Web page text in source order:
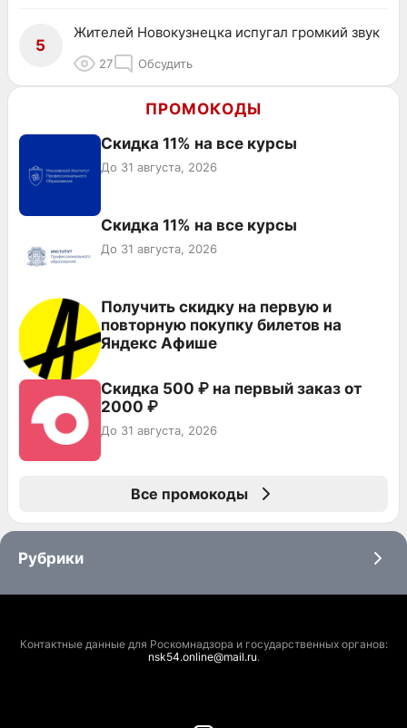
5
Жителей Новокузнецка испугал громкий звук
27 Обсудить
ПРОМОКОДЫ
Скидка 11% на все курсы
До 31 августа, 2026
Скидка 11% на все курсы
До 31 августа, 2026
Получить скидку на первую и
повторную покупку билетов на
Яндекс Афише
Скидка 500 ₽ на первый заказ от
2000 ₽
До 31 августа, 2026
Все промокоды
Рубрики
Контактные данные для Роскомнадзора и государственных органов:
nsk54.online@mail.ru.